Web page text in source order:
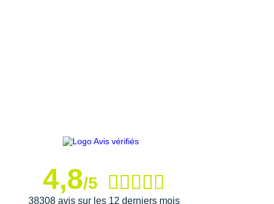
4,8/5
38308 avis sur les 12 derniers mois